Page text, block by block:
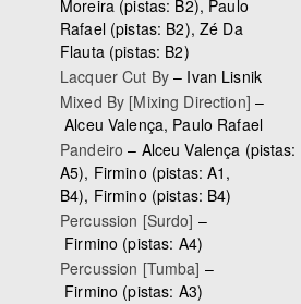
Moreira(pistas: B2), Paulo
Rafael(pistas: B2), Zé Da
Flauta(pistas: B2)
Lacquer Cut By– Ivan Lisnik
Mixed By [Mixing Direction] –
Alceu Valença, Paulo Rafael
Pandeiro – Alceu Valença (pistas:
A5), Firmino (pistas: A1,
B4), Firmino (pistas: B4)
Percussion [Surdo] –
Firmino (pistas: A4)
Percussion [Tumba] –
Firmino (pistas: A3)